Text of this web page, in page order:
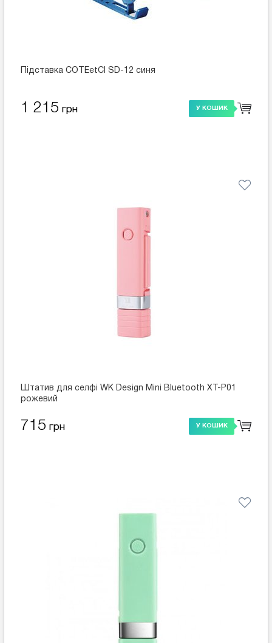
Підставка COTEetCI SD-12 синя
1 215 грн У КОШИК
Штатив для селфі WK Design Mini Bluetooth XT-P01
рожевий
715 грн У КОШИК